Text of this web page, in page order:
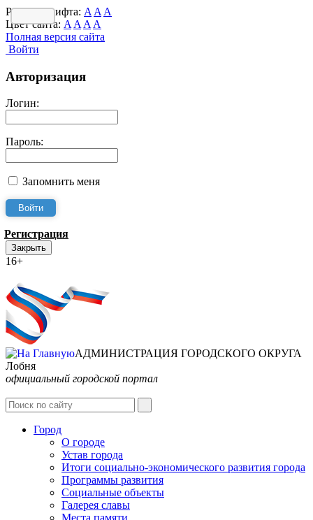
Размер шрифта: A A A
Цвет сайта: A A A A
Полная версия сайта
Войти
Авторизация
Логин:
Пароль:
Запомнить меня
Регистрация
Закрыть
16+
АДМИНИСТРАЦИЯ ГОРОДСКОГО ОКРУГА
Лобня
официальный городской портал
Город
О городе
Устав города
Итоги социально-экономического развития города
Программы развития
Социальные объекты
Галерея славы